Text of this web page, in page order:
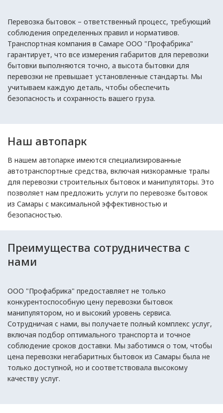
Перевозка бытовок – ответственный процесс, требующий
соблюдения определенных правил и нормативов.
Транспортная компания в Самаре ООО "Профабрика"
гарантирует, что все измерения габаритов для перевозки
бытовки выполняются точно, а высота бытовки для
перевозки не превышает установленные стандарты. Мы
учитываем каждую деталь, чтобы обеспечить
безопасность и сохранность вашего груза.
Наш автопарк
В нашем автопарке имеются специализированные
автотранспортные средства, включая низкорамные тралы
для перевозки строительных бытовок и манипуляторы. Это
позволяет нам предложить услуги по перевозке бытовок
из Самары с максимальной эффективностью и
безопасностью.
Преимущества сотрудничества с
нами
ООО "Профабрика" предоставляет не только
конкурентоспособную цену перевозки бытовок
манипулятором, но и высокий уровень сервиса.
Сотрудничая с нами, вы получаете полный комплекс услуг,
включая подбор оптимального транспорта и точное
соблюдение сроков доставки. Мы заботимся о том, чтобы
цена перевозки негабаритных бытовок из Самары была не
только доступной, но и соответствовала высокому
качеству услуг.